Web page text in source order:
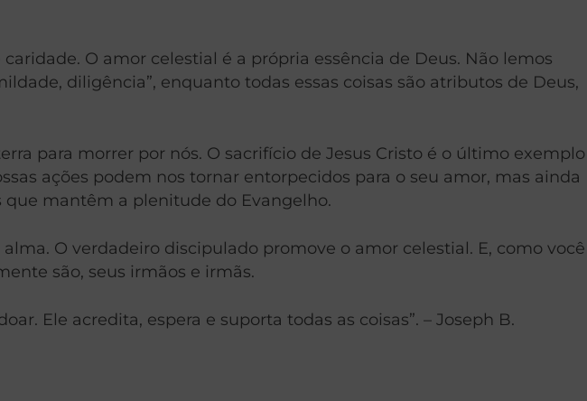
O amor celestial é a própria essência de Deus. Não lemos
diligência”, enquanto todas essas coisas são atributos de Deus,
para morrer por nós. O sacrifício de Jesus Cristo é o último exemplo
ações podem nos tornar entorpecidos para o seu amor, mas ainda
que mantêm a plenitude do Evangelho.
O verdadeiro discipulado promove o amor celestial. E, como você
são, seus irmãos e irmãs.
Ele acredita, espera e suporta todas as coisas”. – Joseph B.